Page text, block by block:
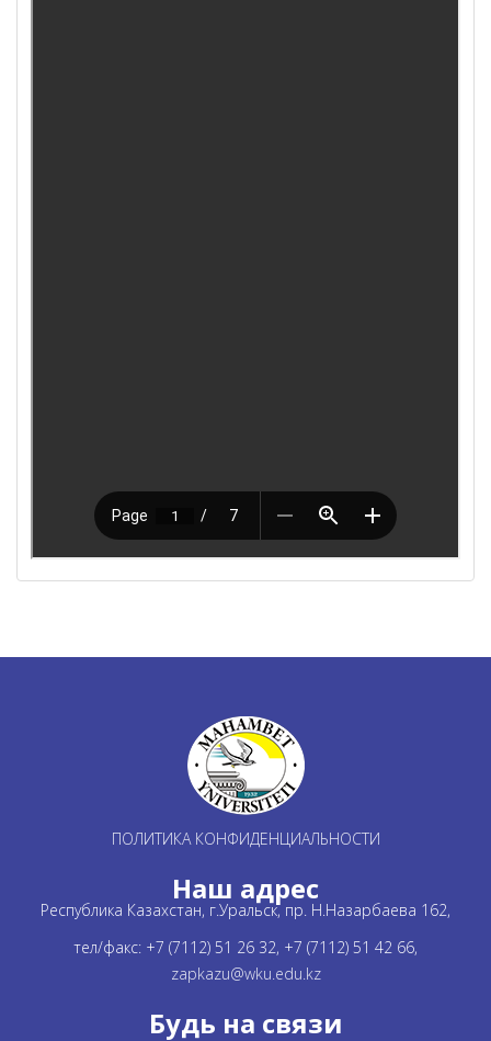
ПОЛИТИКА КОНФИДЕНЦИАЛЬНОСТИ
Наш адрес
Республика Казахстан, г.Уральск, пр. Н.Назарбаева 162,
тел/факс: +7 (7112) 51 26 32, +7 (7112) 51 42 66,
zapkazu@wku.edu.kz
Будь на связи